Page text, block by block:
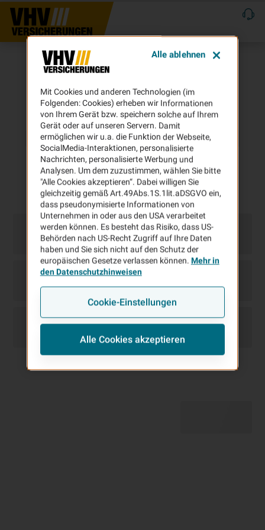
Mit Cookies und anderen Technologien (im
Folgenden: Cookies) erheben wir Informationen
von Ihrem Gerät bzw. speichern solche auf Ihrem
Gerät oder auf unseren Servern. Damit
ermöglichen wir u.a. die Funktion der Webseite,
SocialMedia-Interaktionen, personalisierte
Nachrichten, personalisierte Werbung und
Analysen. Um dem zuzustimmen, wählen Sie bitte
"Alle Cookies akzeptieren“. Dabei willigen Sie
gleichzeitig gemäß Art.49Abs.1S.1lit.aDSGVO ein,
dass pseudonymisierte Informationen von
Unternehmen in oder aus den USA verarbeitet
werden können. Es besteht das Risiko, dass US-
Behörden nach US-Recht Zugriff auf Ihre Daten
haben und Sie sich nicht auf den Schutz der
europäischen Gesetze verlassen können. Mehr in
den Datenschutzhinweisen
Cookie-Einstellungen
Alle Cookies akzeptieren
Alle ablehnen